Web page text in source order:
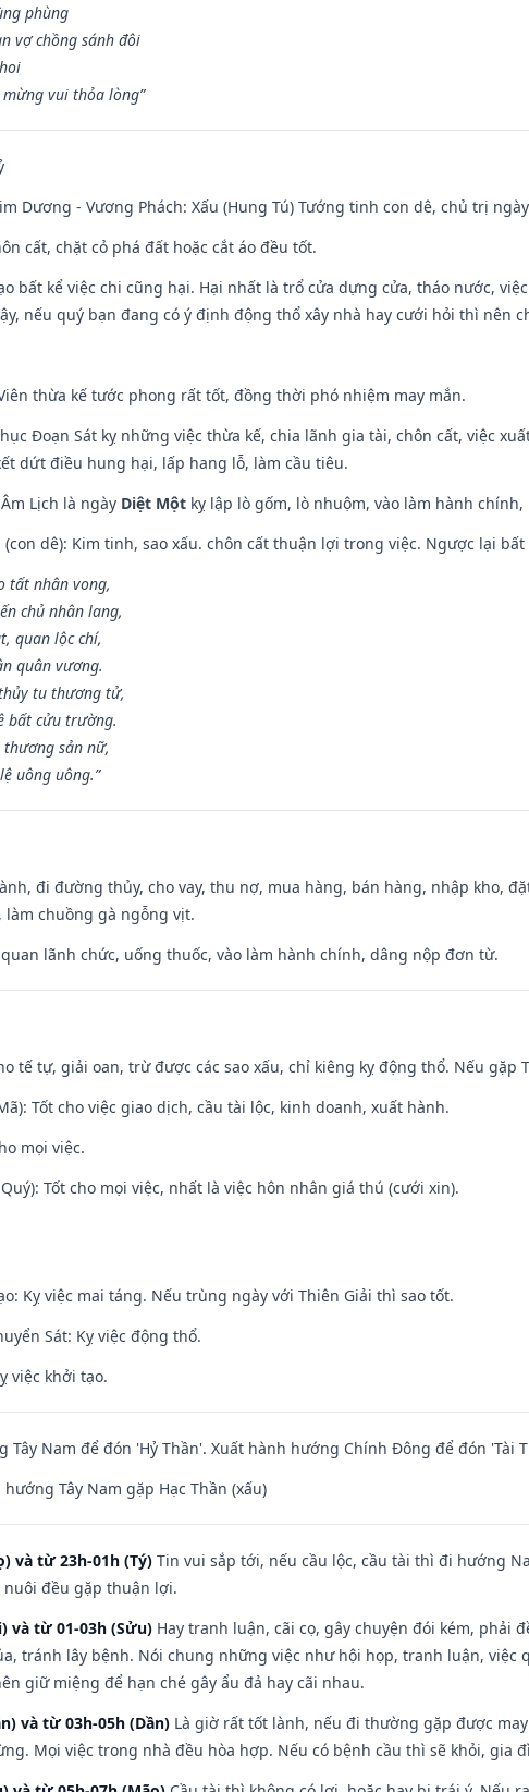
phùng
vợ chồng sánh đôi
vui thỏa lòng”
Dương - Vương Phách: Xấu (Hung Tú) Tướng tinh con dê, chủ trị
cất, chặt cỏ phá đất hoặc cắt áo đều tốt.
bất kể việc chi cũng hại. Hại nhất là trổ cửa dựng cửa, tháo nước,
nếu quý bạn đang có ý định động thổ xây nhà hay cưới hỏi thì nên
thừa kế tước phong rất tốt, đồng thời phó nhiệm may mắn.
Đoạn Sát kỵ những việc thừa kế, chia lãnh gia tài, chôn cất, việc
dứt điều hung hại, lấp hang lỗ, làm cầu tiêu.
Lịch là ngày Diệt Một kỵ lập lò gốm, lò nhuộm, vào làm hành
(con dê): Kim tinh, sao xấu. chôn cất thuận lợi trong việc. Ngược lại
tất nhân vong,
chủ nhân lang,
quan lộc chí,
quân vương.
tu thương tử,
bất cửu trường.
sản nữ,
uông uông.”
đi đường thủy, cho vay, thu nợ, mua hàng, bán hàng, nhập kho,
làm chuồng gà ngỗng vịt.
quan lãnh chức, uống thuốc, vào làm hành chính, dâng nộp đơn từ.
tế tự, giải oan, trừ được các sao xấu, chỉ kiêng kỵ động thổ. Nếu
Tốt cho việc giao dịch, cầu tài lộc, kinh doanh, xuất hành.
mọi việc.
Quý): Tốt cho mọi việc, nhất là việc hôn nhân giá thú (cưới xin).
Kỵ việc mai táng. Nếu trùng ngày với Thiên Giải thì sao tốt.
Sát: Kỵ việc động thổ.
việc khởi tạo.
Tây Nam để đón 'Hỷ Thần'. Xuất hành hướng Chính Đông để đón 'Tài
Tây Nam gặp Hạc Thần (xấu)
và từ 23h-01h (Tý) Tin vui sắp tới, nếu cầu lộc, cầu tài thì đi hướng
nuôi đều gặp thuận lợi.
và từ 01-03h (Sửu) Hay tranh luận, cãi cọ, gây chuyện đói kém,
tránh lây bệnh. Nói chung những việc như hội họp, tranh luận,
giữ miệng để hạn ché gây ẩu đả hay cãi nhau.
và từ 03h-05h (Dần) Là giờ rất tốt lành, nếu đi thường gặp được
Mọi việc trong nhà đều hòa hợp. Nếu có bệnh cầu thì sẽ khỏi, gia